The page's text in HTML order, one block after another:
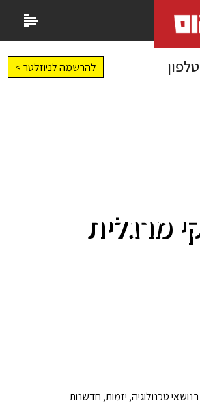
להרשמה לניוזלטר >
מרגלית
טכנולוגיה, יזמות, חדשנות